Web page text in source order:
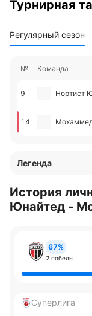
Турнирная
Регулярный сезон
№ Команда
9 Нортист
14
Легенда
История
Юнайтед -
67%
2 победы
Суперлига